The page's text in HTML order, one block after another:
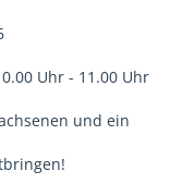
Uhr - 11.00 Uhr
und ein